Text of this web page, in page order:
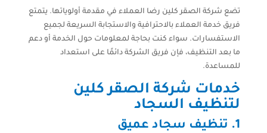
تضع شركة الصقر كلين رضا العملاء في مقدمة أولوياتها. يتمتع
فريق خدمة العملاء بالاحترافية والاستجابة السريعة لجميع
الاستفسارات. سواء كنت بحاجة لمعلومات حول الخدمة أو دعم
ما بعد التنظيف، فإن فريق الشركة دائمًا على استعداد
للمساعدة.
خدمات شركة الصقر كلين
لتنظيف السجاد
1. تنظيف سجاد عميق